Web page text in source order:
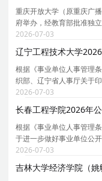
重庆开放大学（原重庆广
府举办，经教育部批准独
教育中心、重庆市社区教
学院，与重庆开放大学实
2026-07-03
辽宁工程技术大学
根据《事业单位人事管理
织部、辽宁省人事厅关于
（辽人发[2007]1号）、《
部、人社部关于进一步规
2026-07-03
长春工程学院2026年
根据《事业单位人事管理
于进一步做好事业单位公
《吉林省人民政府办公厅
进人员公开招聘制度意见
2026-07-03